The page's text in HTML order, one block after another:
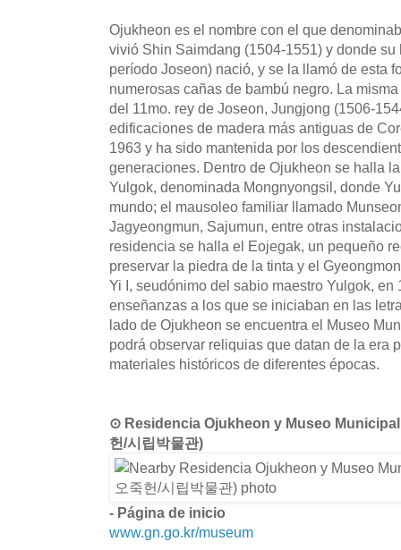
Ojukheon es el nombre con el que
vivió Shin Saimdang (1504-1551) y donde
período Joseon) nació, y se la llamó de esta
numerosas cañas de bambú negro. La
del 11mo. rey de Joseon, Jungjong (1506-
edificaciones de madera más antiguas de
1963 y ha sido mantenida por los
generaciones. Dentro de Ojukheon se halla
Yulgok, denominada Mongnyongsil, donde
mundo; el mausoleo familiar llamado
Jagyeongmun, Sajumun, entre otras
residencia se halla el Eojegak, un pequeño
preservar la piedra de la tinta y el
Yi I, seudónimo del sabio maestro Yulgok, en
enseñanzas a los que se iniciaban en las
lado de Ojukheon se encuentra el Museo
podrá observar reliquias que datan de la era
materiales históricos de diferentes épocas.
⊙ Residencia Ojukheon y Museo
헌/시립박물관)
- Página de inicio
www.gn.go.kr/museum